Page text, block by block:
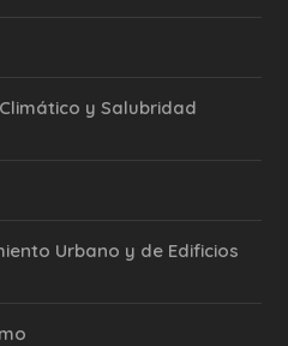
y Salubridad
Urbano y de Edificios